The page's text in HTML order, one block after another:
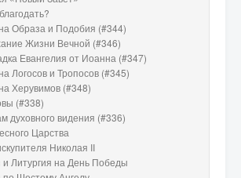
Образа и Подобия (#344)
Жизни Вечной (#346)
Евангелия от Иоанна (#347)
Логосов и Тропосов (#345)
Херувимов (#348)
(#338)
духовного видения (#336)
Царства
Николая II
Литургия на День Победы